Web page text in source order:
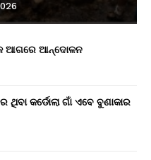
ଆଗରେ ଆନ୍ଦୋଳନ
କର୍ଡୋଲା ଗାଁ ଏବେ ବୁଣାକାର